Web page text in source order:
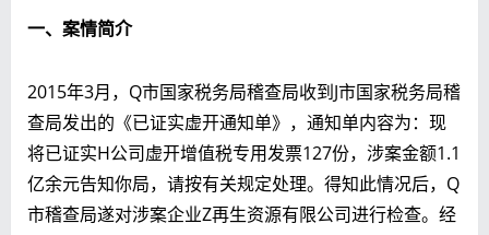
一、案情简介
2015年3月，Q市国家税务局稽查局收到J市国家税务局稽
查局发出的《已证实虚开通知单》，通知单内容为：现
将已证实H公司虚开增值税专用发票127份，涉案金额1.1
亿余元告知你局，请按有关规定处理。得知此情况后，Q
市稽查局遂对涉案企业Z再生资源有限公司进行检查。经